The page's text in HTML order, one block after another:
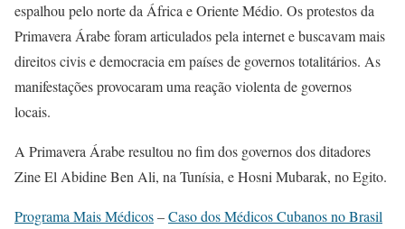
espalhou pelo norte da África e Oriente Médio. Os protestos da
Primavera Árabe foram articulados pela internet e buscavam mais
direitos civis e democracia em países de governos totalitários. As
manifestações provocaram uma reação violenta de governos
locais.
A Primavera Árabe resultou no fim dos governos dos ditadores
Zine El Abidine Ben Ali, na Tunísia, e Hosni Mubarak, no Egito.
Programa Mais Médicos–Caso dos Médicos Cubanos no Brasil